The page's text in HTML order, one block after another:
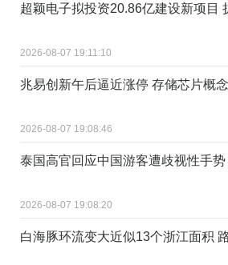
超颖电子拟投资20.86亿建设新项目
2026-08-07 19:11:10
兆易创新午后逼近涨停 存储芯片概
2026-08-07 19:08:46
泰国高官回应中国游客遭歧视性手势
2026-08-07 19:08:20
白海豚环流变大近似13个浙江面积